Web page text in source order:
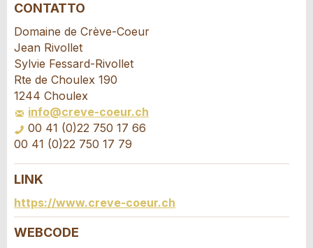
Contestare l'annuncio
Il tuo feedback è molto apprezzato!
Feedback generale
Questo annuncio non è più valido
Annuncio incompleto
Consigliamo l'annuncio
Raccomando questo annuncio agli amici.
CONTATTO
Domaine de Crève-Coeur
Jean Rivollet
Sylvie Fessard-Rivollet
Rte de Choulex 190
1244 Choulex
info@creve-coeur.ch
00 41 (0)22 750 17 66
00 41 (0)22 750 17 79
Richiesta di prenotazione
Scrivere un messaggio per tutte le persone
LINK
https://www.creve-coeur.ch
WEBCODE